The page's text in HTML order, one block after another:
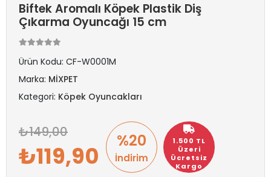
Biftek Aromalı Köpek Plastik Diş
Çıkarma Oyuncağı 15 cm
Ürün Kodu: CF-W0001M
Marka: MİXPET
Kategori: Köpek Oyuncakları
1.500 TL
Üzeri
Ücretsiz
Kargo
%20
İndirim
149,00
119,90